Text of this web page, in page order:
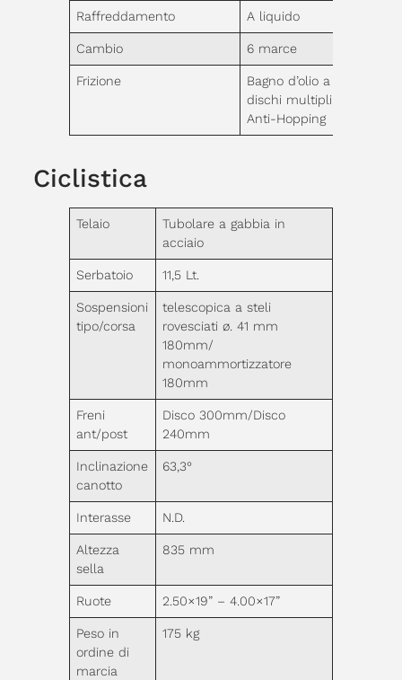
Raffreddamento A liquido
Cambio 6 marce
Frizione
Bagno d’olio a
dischi multipli
Anti-Hopping
Ciclistica
Telaio
Tubolare a gabbia in
acciaio
Serbatoio 11,5 Lt.
Sospensioni
tipo/corsa
telescopica a steli
rovesciati ø. 41 mm
180mm/
monoammortizzatore
180mm
Freni
ant/post
Disco 300mm/Disco
240mm
Inclinazione
canotto
63,3°
Interasse N.D.
Altezza
sella
835 mm
Ruote 2.50×19” – 4.00×17”
Peso in
ordine di
marcia
175 kg